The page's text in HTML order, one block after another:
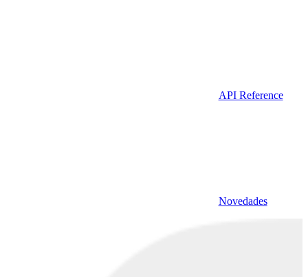
API Reference
Novedades